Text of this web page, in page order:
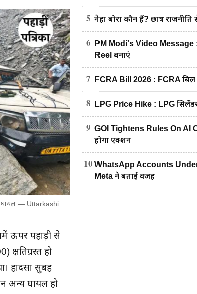
घायल — Uttarkashi
ऊपर पहाड़ी से
हो
हादसा सुबह
अन्य घायल हो
5 नेहा बोरा कौन हैं? छात्र
6
PM Modi's Video Message
Reel बनाएं
7 FCRA Bill 2026 : FCRA बिल
8 LPG Price Hike : LPG
9 GOI Tightens Rules On AI
होगा एक्शन
10 WhatsApp Accounts
Meta ने बताई वजह